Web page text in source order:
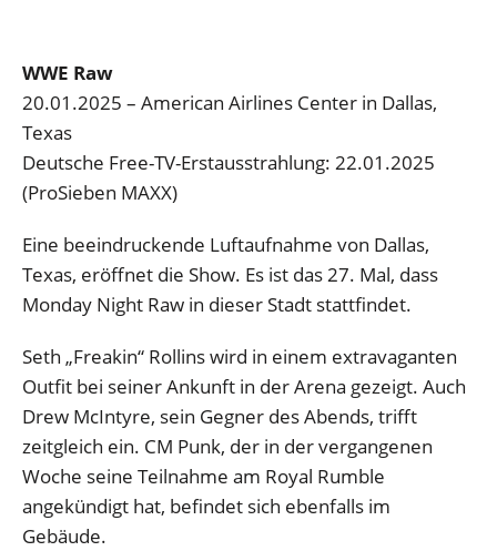
WWE Raw
20.01.2025 – American Airlines Center in Dallas,
Texas
Deutsche Free-TV-Erstausstrahlung: 22.01.2025
(ProSieben MAXX)
Eine beeindruckende Luftaufnahme von Dallas,
Texas, eröffnet die Show. Es ist das 27. Mal, dass
Monday Night Raw in dieser Stadt stattfindet.
Seth „Freakin“ Rollins wird in einem extravaganten
Outfit bei seiner Ankunft in der Arena gezeigt. Auch
Drew McIntyre, sein Gegner des Abends, trifft
zeitgleich ein. CM Punk, der in der vergangenen
Woche seine Teilnahme am Royal Rumble
angekündigt hat, befindet sich ebenfalls im
Gebäude.